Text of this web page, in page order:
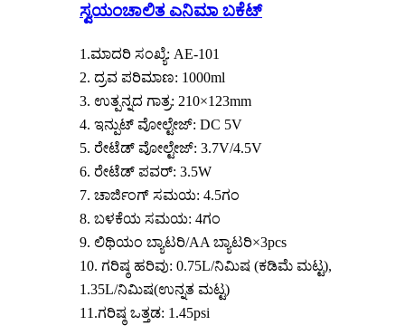
ಸ್ವಯಂಚಾಲಿತ ಎನಿಮಾ ಬಕೆಟ್
1.ಮಾದರಿ ಸಂಖ್ಯೆ: AE-101
2. ದ್ರವ ಪರಿಮಾಣ: 1000ml
3. ಉತ್ಪನ್ನದ ಗಾತ್ರ: 210×123mm
4. ಇನ್ಪುಟ್ ವೋಲ್ಟೇಜ್: DC 5V
5. ರೇಟೆಡ್ ವೋಲ್ಟೇಜ್: 3.7V/4.5V
6. ರೇಟೆಡ್ ಪವರ್: 3.5W
7. ಚಾರ್ಜಿಂಗ್ ಸಮಯ: 4.5ಗಂ
8. ಬಳಕೆಯ ಸಮಯ: 4ಗಂ
9. ಲಿಥಿಯಂ ಬ್ಯಾಟರಿ/AA ಬ್ಯಾಟರಿ×3pcs
10. ಗರಿಷ್ಠ ಹರಿವು: 0.75L/ನಿಮಿಷ (ಕಡಿಮೆ ಮಟ್ಟ),
1.35L/ನಿಮಿಷ(ಉನ್ನತ ಮಟ್ಟ)
11.ಗರಿಷ್ಠ ಒತ್ತಡ: 1.45psi